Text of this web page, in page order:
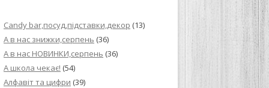
ДЛЯ
НА ОСНОВІ
Candy bar,посуд,підставки,декор (13)
А в нас знижки,серпень (36)
А в нас НОВИНКИ,серпень (36)
А школа чекає! (54)
Алфавіт та цифри (39)